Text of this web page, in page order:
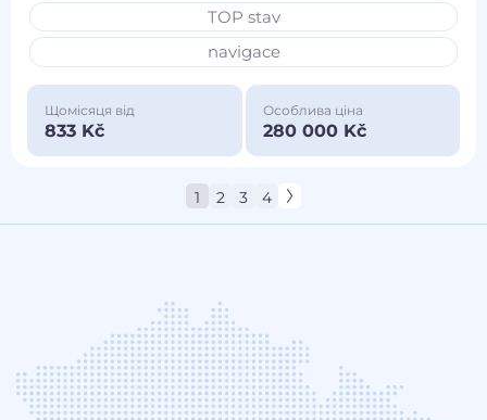
TOP stav
navigace
Щомісяця від
833 Kč
Особлива ціна
280 000 Kč
1 2 3 4